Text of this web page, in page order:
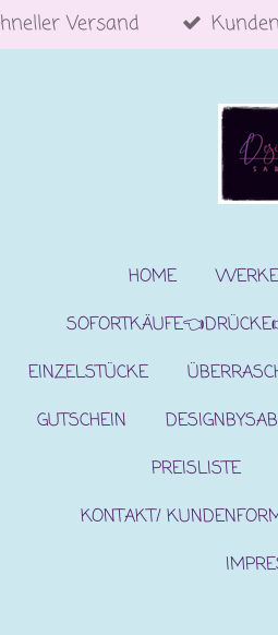
Versand
HOME
EINZELSTÜCKE
GUTSCHEIN
PREISLISTE
KONTAKT/